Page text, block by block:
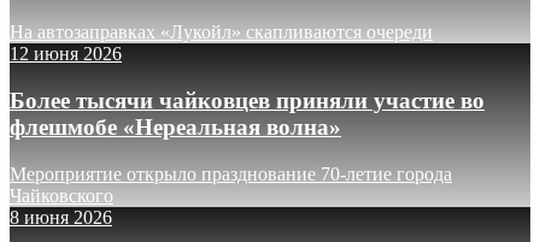
На автозаправках «Лукойл» скапливаются очереди
12 июня 2026
Более тысячи чайковцев приняли участие во
флешмобе «Нереальная волна»
Мероприятие открыло празднование 70-летие города
Чайковского
8 июня 2026